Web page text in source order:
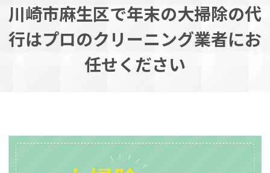
川崎市麻生区で年末の大掃除の代
行はプロのクリーニング業者にお
任せください